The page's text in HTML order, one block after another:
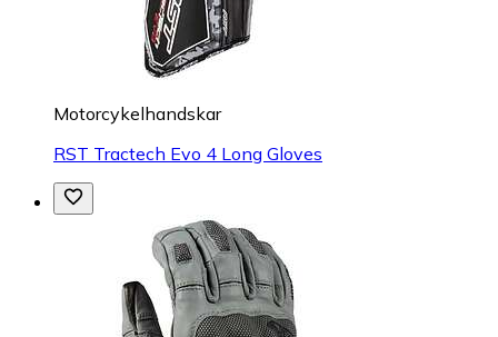
Motorcykelhandskar
RST Tractech Evo 4 Long Gloves